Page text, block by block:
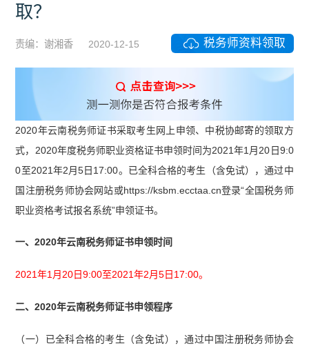
取？
责编：谢湘香 2020-12-15 税务师资料领取
2020年云南税务师证书采取考生网上申领、中税协邮寄的领取方
式，2020年度税务师职业资格证书申领时间为2021年1月20日9:0
0至2021年2月5日17:00。已全科合格的考生（含免试），通过中
国注册税务师协会网站或https://ksbm.ecctaa.cn登录“全国税务师
职业资格考试报名系统”申领证书。
一、2020年云南税务师证书申领时间
2021年1月20日9:00至2021年2月5日17:00。
二、2020年云南税务师证书申领程序
（一）已全科合格的考生（含免试），通过中国注册税务师协会